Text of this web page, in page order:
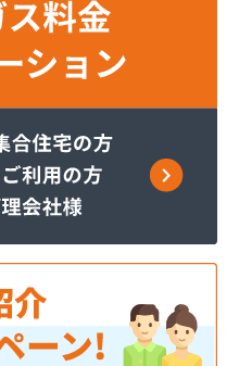
フ西日本株式会社 広島
フ西日本株式会社 本
所
配送センター
充填所直通